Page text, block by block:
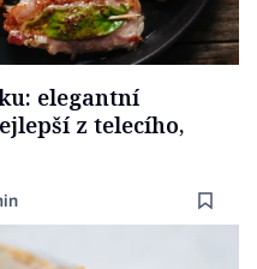
elegantní
z telecího,